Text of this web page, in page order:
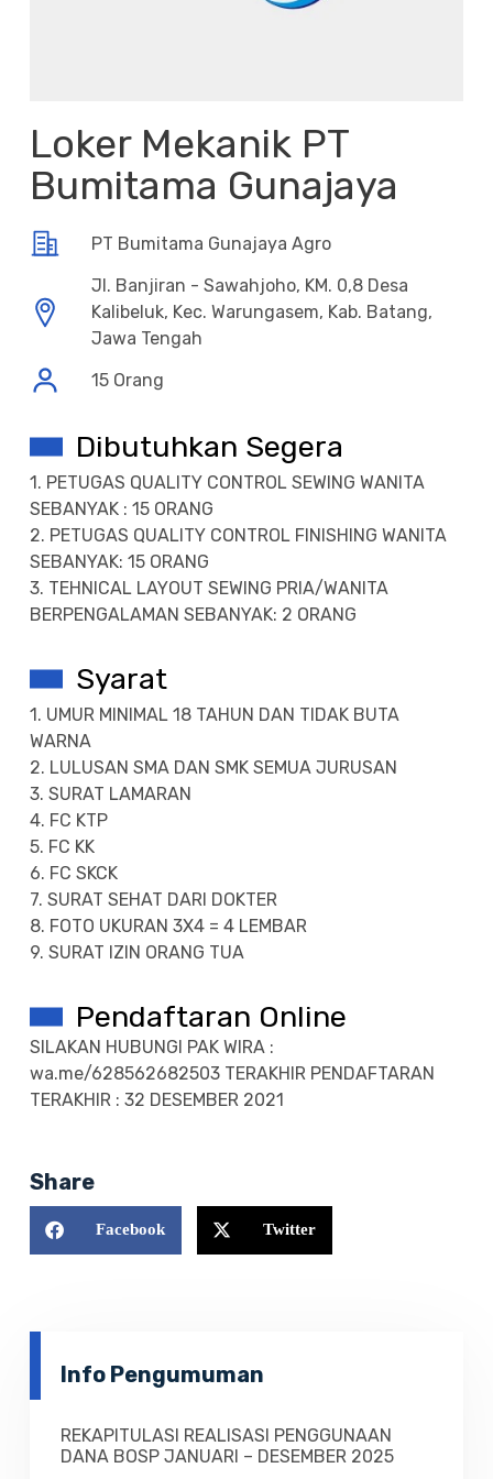
Loker Mekanik PT
Bumitama Gunajaya
PT Bumitama Gunajaya Agro
Jl. Banjiran - Sawahjoho, KM. 0,8 Desa
Kalibeluk, Kec. Warungasem, Kab. Batang,
Jawa Tengah
15 Orang
Dibutuhkan Segera
1. PETUGAS QUALITY CONTROL SEWING WANITA
SEBANYAK : 15 ORANG
2. PETUGAS QUALITY CONTROL FINISHING WANITA
SEBANYAK: 15 ORANG
3. TEHNICAL LAYOUT SEWING PRIA/WANITA
BERPENGALAMAN SEBANYAK: 2 ORANG
Syarat
1. UMUR MINIMAL 18 TAHUN DAN TIDAK BUTA
WARNA
2. LULUSAN SMA DAN SMK SEMUA JURUSAN
3. SURAT LAMARAN
4. FC KTP
5. FC KK
6. FC SKCK
7. SURAT SEHAT DARI DOKTER
8. FOTO UKURAN 3X4 = 4 LEMBAR
9. SURAT IZIN ORANG TUA
Pendaftaran Online
SILAKAN HUBUNGI PAK WIRA :
wa.me/628562682503 TERAKHIR PENDAFTARAN
TERAKHIR : 32 DESEMBER 2021
Share
Facebook Twitter
Info Pengumuman
REKAPITULASI REALISASI PENGGUNAAN
DANA BOSP JANUARI – DESEMBER 2025